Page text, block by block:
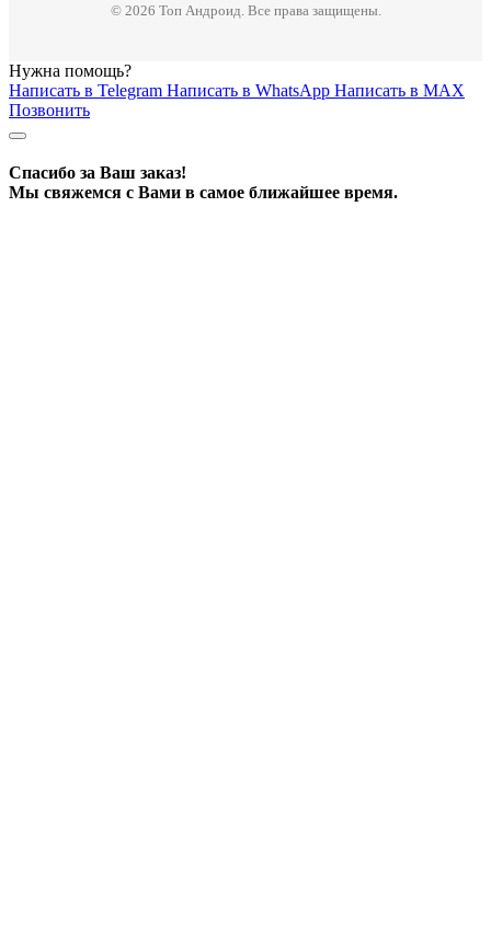
© 2026 Топ Андроид. Все права защищены.
Нужна помощь?
Написать в Telegram Написать в WhatsApp Написать в MAX
Позвонить
Спасибо за Ваш заказ!
Мы свяжемся с Вами в самое ближайшее время.